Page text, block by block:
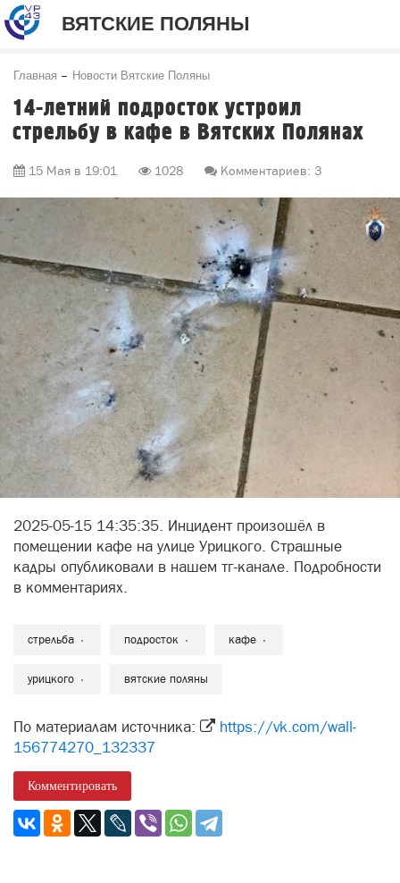
ВЯТСКИЕ ПОЛЯНЫ
Главная Новости Вятские Поляны
14-летний подросток устроил
стрельбу в кафе в Вятских Полянах
15 Мая в 19:01 1028 Комментариев: 3
2025-05-15 14:35:35. Инцидент произошёл в
помещении кафе на улице Урицкого. Страшные
кадры опубликовали в нашем тг-канале. Подробности
в комментариях.
стрельба подросток кафе
урицкого вятские поляны
По материалам источника:
https://vk.com/wall-
156774270_132337
Комментировать